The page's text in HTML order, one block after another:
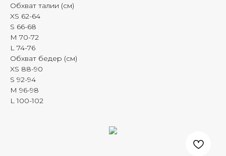
Обхват талии (см)
XS 62-64
S 66-68
M 70-72
L 74-76
Обхват бедер (см)
XS 88-90
S 92-94
M 96-98
L 100-102